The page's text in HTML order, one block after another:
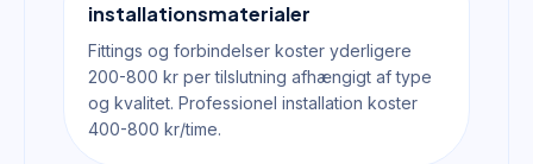
installationsmaterialer
Fittings og forbindelser koster yderligere
200-800 kr per tilslutning afhængigt af type
og kvalitet. Professionel installation koster
400-800 kr/time.